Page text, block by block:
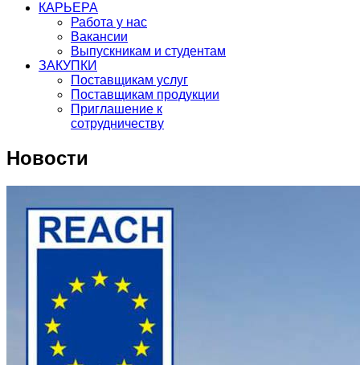
КАРЬЕРА
Работа у нас
Вакансии
Выпускникам и студентам
ЗАКУПКИ
Поставщикам услуг
Поставщикам продукции
Приглашение к
сотрудничеству
Новости